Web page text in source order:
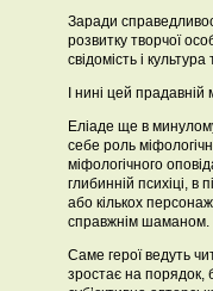
Заради
розвитку творчої
свідомість і
І нині цей прадавній
Еліаде ще в
себе роль
міфологічного
глибинній психіці, в
або кількох
справжнім шаманом.
Саме герої ведуть
зростає на порядок,